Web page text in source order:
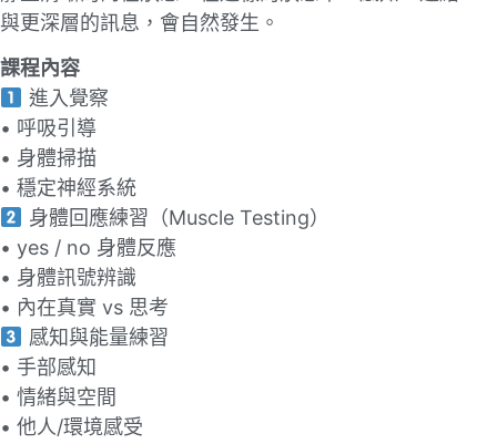
與更深層的訊息，會⾃然發⽣。
課程內容
進入覺察
• 呼吸引導
• 身體掃描
• 穩定神經系統
身體回應練習（Muscle Testing）
• yes / no 身體反應
• 身體訊號辨識
• 內在真實 vs 思考
感知與能量練習
• ⼿部感知
• 情緒與空間
• 他⼈/環境感受